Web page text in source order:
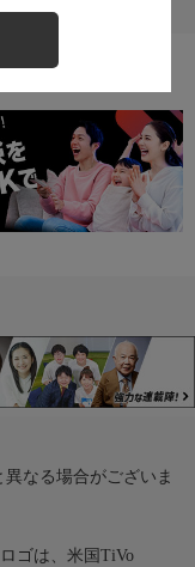
なる場合がございま
ゴは、米国TiVo